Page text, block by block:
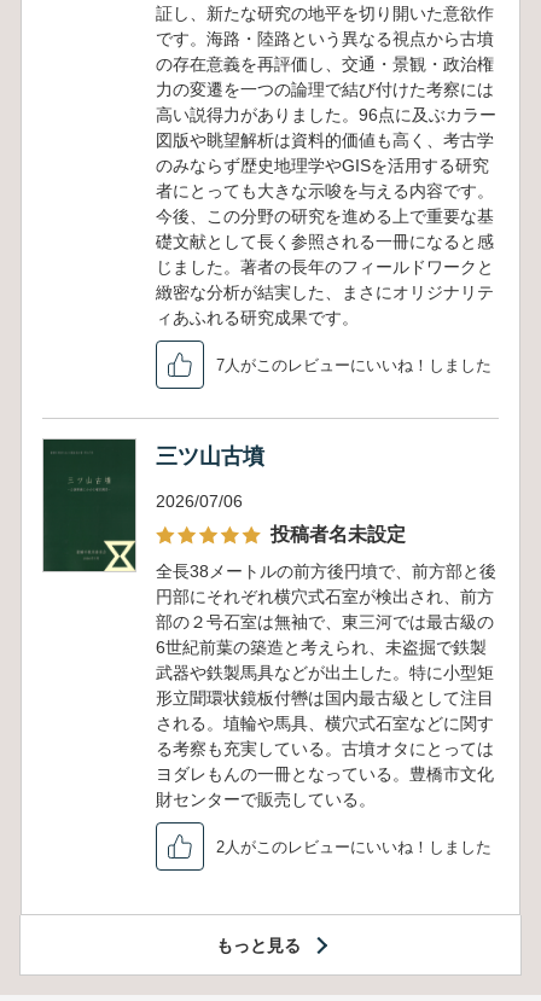
証し、新たな研究の地平を切り開いた意欲作
です。海路・陸路という異なる視点から古墳
の存在意義を再評価し、交通・景観・政治権
力の変遷を一つの論理で結び付けた考察には
高い説得力がありました。96点に及ぶカラー
図版や眺望解析は資料的価値も高く、考古学
のみならず歴史地理学やGISを活用する研究
者にとっても大きな示唆を与える内容です。
今後、この分野の研究を進める上で重要な基
礎文献として長く参照される一冊になると感
じました。著者の長年のフィールドワークと
緻密な分析が結実した、まさにオリジナリテ
ィあふれる研究成果です。
7人がこのレビューにいいね！しました
三ツ山古墳
2026/07/06
投稿者名未設定
全長38メートルの前方後円墳で、前方部と後
円部にそれぞれ横穴式石室が検出され、前方
部の２号石室は無袖で、東三河では最古級の
6世紀前葉の築造と考えられ、未盗掘で鉄製
武器や鉄製馬具などが出土した。特に小型矩
形立聞環状鏡板付轡は国内最古級として注目
される。埴輪や馬具、横穴式石室などに関す
る考察も充実している。古墳オタにとっては
ヨダレもんの一冊となっている。豊橋市文化
財センターで販売している。
2人がこのレビューにいいね！しました
もっと見る